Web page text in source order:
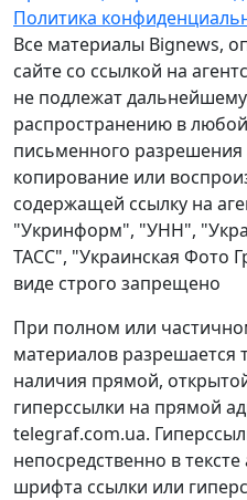
Политика
Все материалы Bignews,
сайте со ссылкой на
не подлежат
распространению в
письменного разрешения
копирование или
содержащей ссылку на
"Укринформ", "УНН",
ТАСС", "Украинская Фото
виде строго запрещено
При полном или
материалов разрешается
наличия прямой,
гиперссылки на прямой
telegraf.com.ua.
непосредственно в
шрифта ссылки или